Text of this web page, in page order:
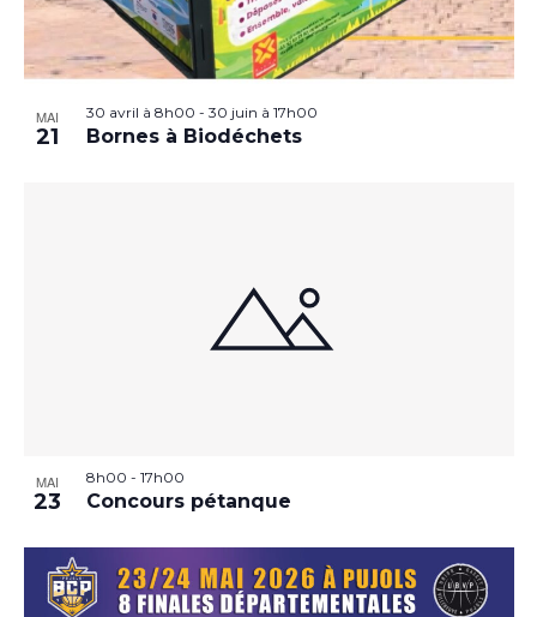
MAI
21
30 avril à 8h00 - 30 juin à 17h00
Bornes à Biodéchets
MAI
23
8h00 - 17h00
Concours pétanque